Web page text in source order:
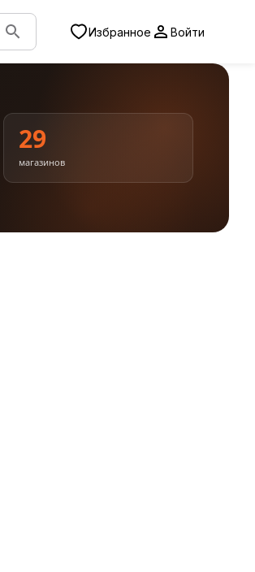
Избранное Войти
29
магазинов